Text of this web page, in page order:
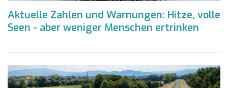
Aktuelle Zahlen und Warnungen: Hitze, volle
Seen - aber weniger Menschen ertrinken